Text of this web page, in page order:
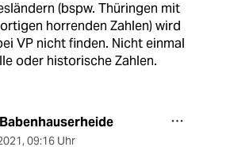
(bspw. Thüringen mit
horrenden Zahlen) wird
VP nicht finden. Nicht einmal
oder historische Zahlen.
, 09:16 Uhr